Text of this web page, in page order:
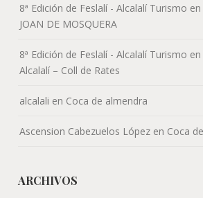
8ª Edición de Feslalí - Alcalalí Turismo en
JOAN DE MOSQUERA
8ª Edición de Feslalí - Alcalalí Turismo en
Alcalalí – Coll de Rates
alcalali en Coca de almendra
Ascension Cabezuelos López en Coca
ARCHIVOS